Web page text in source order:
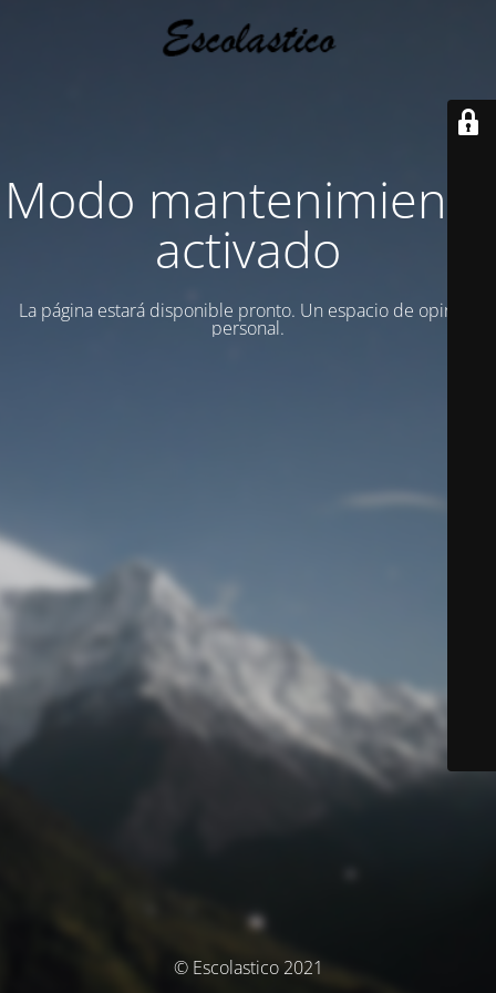
Modo mantenimiento
activado
La página estará disponible pronto. Un espacio de opinion
personal.
© Escolastico 2021